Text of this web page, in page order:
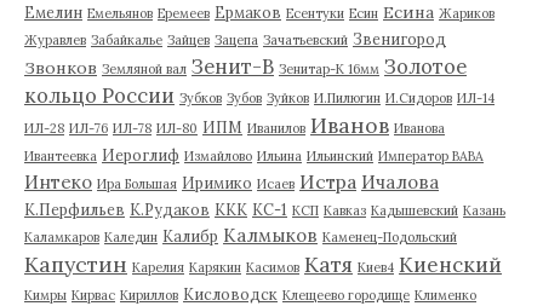
Емелин Емельянов Еремеев Ермаков Есентуки Есин Есина Жариков
Журавлев Забайкалье Зайцев Зацепа Зачатьевский Звенигород
Звонков Земляной вал Зенит-В Зенитар-К 16мм Золотое
кольцо России Зубков Зубов Зуйков И.Пилюгин И.Сидоров ИЛ-14
ИЛ-28 ИЛ-76 ИЛ-78 ИЛ-80 ИПМ Иванилов Иванов Иванова
Ивантеевка Иероглиф Измайлово Ильина Ильинский Император ВАВА
Интеко Ира Большая Иримико Исаев Истра Ичалова
К.Перфильев К.Рудаков ККК КС-1 КСП Кавказ Кадышевский Казань
Каламкаров Каледин Калибр Калмыков Каменец-Подольский
Капустин Карелия Карякин Касимов Катя Киев4 Киенский
Кимры Кирвас Кириллов Кисловодск Клещеево городище Клименко